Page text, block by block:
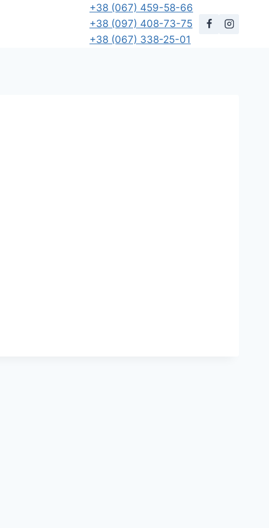
+38 (067) 459-58-66
+38 (097) 408-73-75
+38 (067) 338-25-01